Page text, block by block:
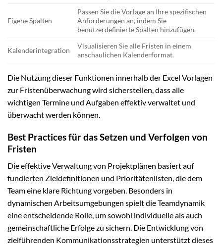
Eigene Spalten
Passen Sie die Vorlage an Ihre spezifischen
Anforderungen an, indem Sie
benutzerdefinierte Spalten hinzufügen.
Kalenderintegration
Visualisieren Sie alle Fristen in einem
anschaulichen Kalenderformat.
Die Nutzung dieser Funktionen innerhalb der Excel Vorlagen
zur Fristenüberwachung wird sicherstellen, dass alle
wichtigen Termine und Aufgaben effektiv verwaltet und
überwacht werden können.
Best Practices für das Setzen und Verfolgen von
Fristen
Die effektive Verwaltung von Projektplänen basiert auf
fundierten Zieldefinitionen und Prioritätenlisten, die dem
Team eine klare Richtung vorgeben. Besonders in
dynamischen Arbeitsumgebungen spielt die Teamdynamik
eine entscheidende Rolle, um sowohl individuelle als auch
gemeinschaftliche Erfolge zu sichern. Die Entwicklung von
zielführenden Kommunikationsstrategien unterstützt dieses